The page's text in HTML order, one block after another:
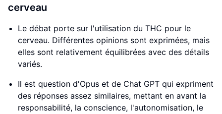
cerveau
Le débat porte sur l'utilisation du THC pour le
cerveau. Différentes opinions sont exprimées, mais
elles sont relativement équilibrées avec des détails
variés.
Il est question d'Opus et de Chat GPT qui expriment
des réponses assez similaires, mettant en avant la
responsabilité, la conscience, l'autonomisation, le